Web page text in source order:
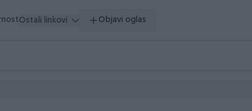
Ostali linkovi Objavi oglas